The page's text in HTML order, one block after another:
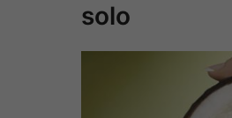
solo